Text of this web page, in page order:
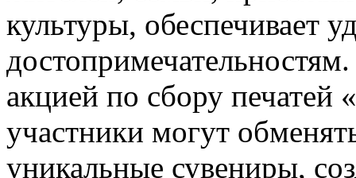
культуры, обеспечивает
акцией по сбору печатей
участники могут
уникальные сувениры,